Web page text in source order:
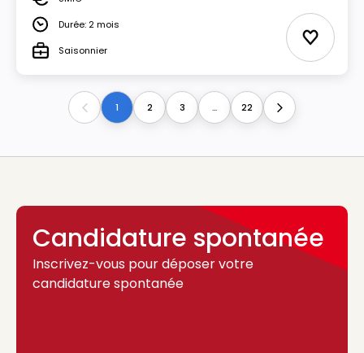
Salaire
DuréeDurée: 2 mois
TypeSaisonnier Ajouter
Previous1 2 3 ... 22 Next
Candidature spontanée
Inscrivez-vous pour déposer votre
candidature spontanée